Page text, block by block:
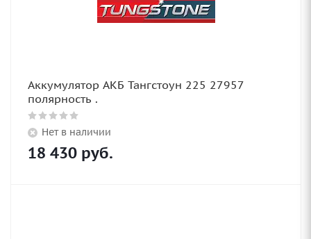
Аккумулятор АКБ Тангстоун 225 27957
полярность .
Нет в наличии
18 430 руб.